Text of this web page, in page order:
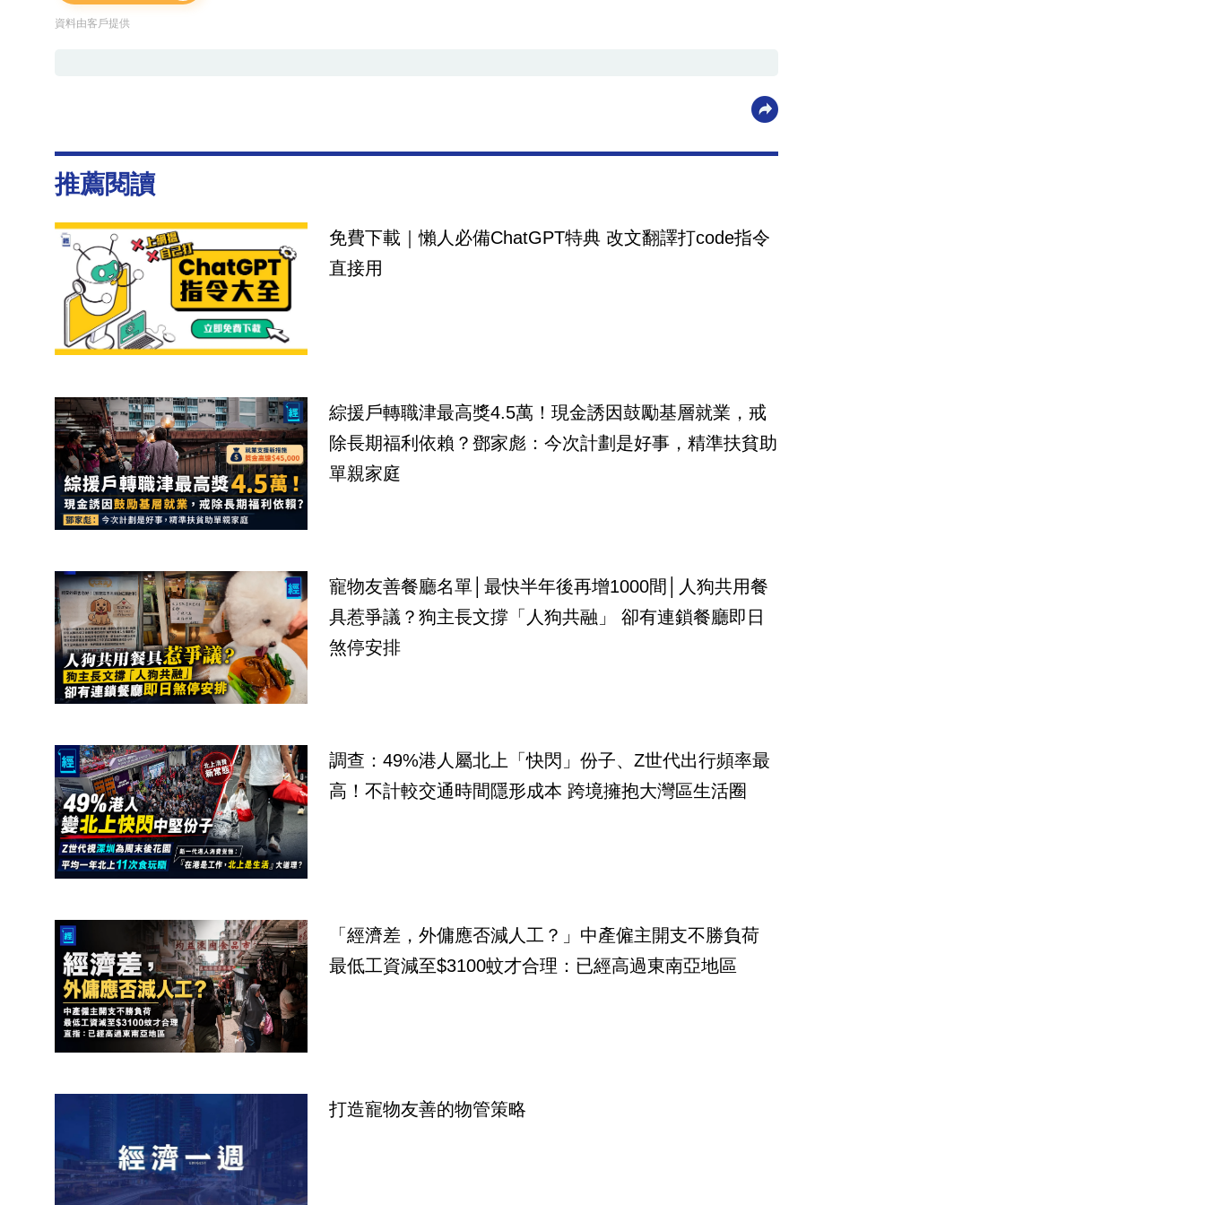
資料由客戶提供
推薦閱讀
免費下載｜懶人必備ChatGPT特典 改文翻譯打code指令
直接用
綜援戶轉職津最高獎4.5萬！現金誘因鼓勵基層就業，戒
除長期福利依賴？鄧家彪：今次計劃是好事，精準扶貧助
單親家庭
寵物友善餐廳名單│最快半年後再增1000間│人狗共用餐
具惹爭議？狗主長文撐「人狗共融」 卻有連鎖餐廳即日
煞停安排
調查：49%港人屬北上「快閃」份子、Z世代出行頻率最
高！不計較交通時間隱形成本 跨境擁抱大灣區生活圈
「經濟差，外傭應否減人工？」中產僱主開支不勝負荷
最低工資減至$3100蚊才合理：已經高過東南亞地區
打造寵物友善的物管策略